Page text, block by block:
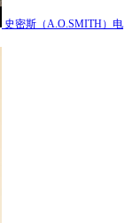
史密斯（A.O.SMITH）电